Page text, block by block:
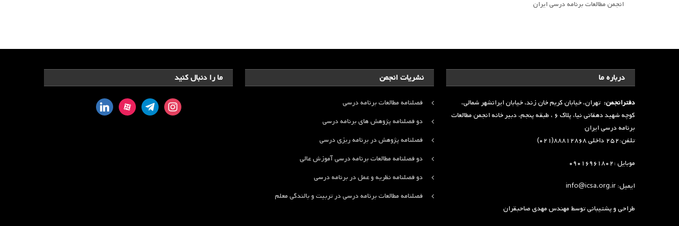
انجمن مطالعات برنامه درسی ایران
ما را دنبال کنید
instagram
telegram
aparat
linkedin
نشریات انجمن
فصلنامه مطالعات برنامه درسی
دو فصلنامه پژوهش های برنامه درسی
فصلنامه پژوهش در برنامه ریزی درسی
دو فصلنامه مطالعات برنامه درسی آموزش عالی
دو فصلنامه نظریه و عمل در برنامه درسی
فصلنامه مطالعات برنامه درسی در تربیت و بالندگی معلم
درباره ما
دفترانجمن: تهران، خیابان کریم خان زند، خیابان ایرانشهر شمالی،
کوچه شهید دهقانی نیا، پلاک ۶ ، طبقه پنجم، دبیر خانه انجمن مطالعات
برنامه درسی ایران
تلفن:۲۵۲ داخلی ۸۸۸۱۲۸۶۸(۰۲۱)
موبایل :۰۹۰۱۶۹۶۱۸۰۲
ایمیل: info@icsa.org.ir
طراحی و پشتیبانی توسطمهندس مهدی صاحبقران